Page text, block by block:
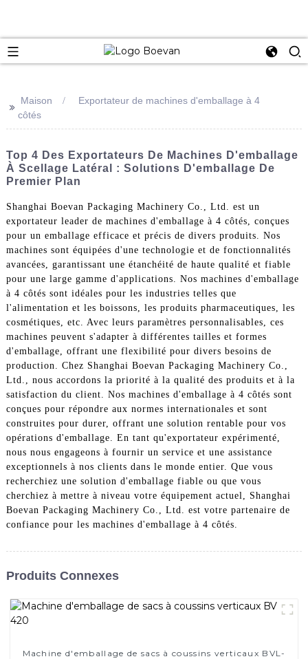
>> Maison
Exportateur de machines d'emballage à 4
côtés
Top 4 Des Exportateurs De Machines D'emballage
À Scellage Latéral : Solutions D'emballage De
Premier Plan
Shanghai Boevan Packaging Machinery Co., Ltd. est un
exportateur leader de machines d'emballage à 4 côtés, conçues
pour un emballage efficace et précis de divers produits. Nos
machines sont équipées d'une technologie et de fonctionnalités
avancées, garantissant une étanchéité de haute qualité et fiable
pour une large gamme d'applications. Nos machines d'emballage
à 4 côtés sont idéales pour les industries telles que
l'alimentation et les boissons, les produits pharmaceutiques, les
cosmétiques, etc. Avec leurs paramètres personnalisables, ces
machines peuvent s'adapter à différentes tailles et formes
d'emballage, offrant une flexibilité pour divers besoins de
production. Chez Shanghai Boevan Packaging Machinery Co.,
Ltd., nous accordons la priorité à la qualité des produits et à la
satisfaction du client. Nos machines d'emballage à 4 côtés sont
conçues pour répondre aux normes internationales et sont
construites pour durer, offrant une solution rentable pour vos
opérations d'emballage. En tant qu'exportateur expérimenté,
nous nous engageons à fournir un service et une assistance
exceptionnels à nos clients dans le monde entier. Que vous
recherchiez une solution d'emballage fiable ou que vous
cherchiez à mettre à niveau votre équipement actuel, Shanghai
Boevan Packaging Machinery Co., Ltd. est votre partenaire de
confiance pour les machines d'emballage à 4 côtés.
Produits Connexes
Machine d'emballage de sacs à coussins verticaux BVL-